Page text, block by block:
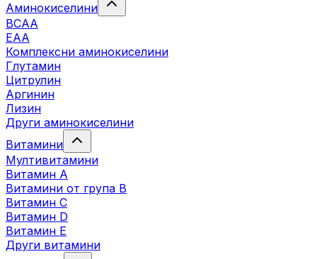
Аминокиселини
BCAA
EAA
Комплексни аминокиселини
Глутамин
Цитрулин
Аргинин
Лизин
Други аминокиселини
Витамини
Мултивитамини
Витамин А
Витамини от група B
Витамин C
Витамин D
Витамин E
Други витамини